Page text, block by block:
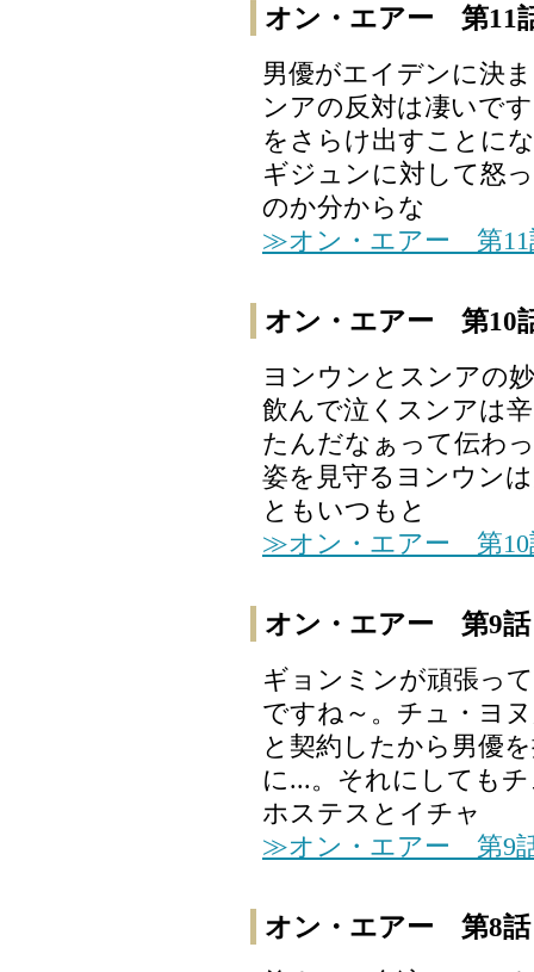
オン・エアー 第11
男優がエイデンに決
ンアの反対は凄いで
をさらけ出すことに
ギジュンに対して怒
のか分からな
≫オン・エアー 第11
オン・エアー 第10
ヨンウンとスンアの
飲んで泣くスンアは
たんだなぁって伝わ
姿を見守るヨンウン
ともいつもと
≫オン・エアー 第10
オン・エアー 第9話
ギョンミンが頑張っ
ですね～。チュ・ヨ
と契約したから男優
に...。それにしても
ホステスとイチャ
≫オン・エアー 第9
オン・エアー 第8話